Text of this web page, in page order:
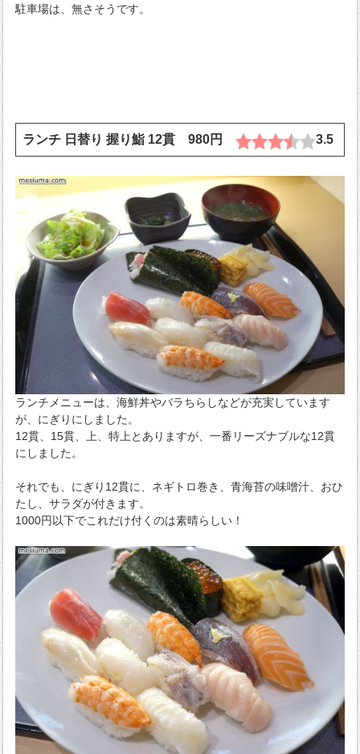
駐車場は、無さそうです。
ランチ 日替り 握り鮨 12貫 980円 3.5
ランチメニューは、海鮮丼やバラちらしなどが充実しています
が、にぎりにしました。
12貫、15貫、上、特上とありますが、一番リーズナブルな12貫
にしました。
それでも、にぎり12貫に、ネギトロ巻き、青海苔の味噌汁、おひ
たし、サラダが付きます。
1000円以下でこれだけ付くのは素晴らしい！